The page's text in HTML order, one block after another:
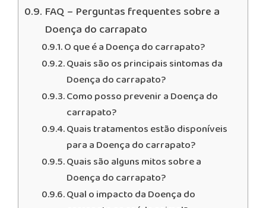
FAQ – Perguntas frequentes sobre a
Doença do carrapato
O que é a Doença do carrapato?
Quais são os principais sintomas da
Doença do carrapato?
Como posso prevenir a Doença do
carrapato?
Quais tratamentos estão disponíveis
para a Doença do carrapato?
Quais são alguns mitos sobre a
Doença do carrapato?
Qual o impacto da Doença do